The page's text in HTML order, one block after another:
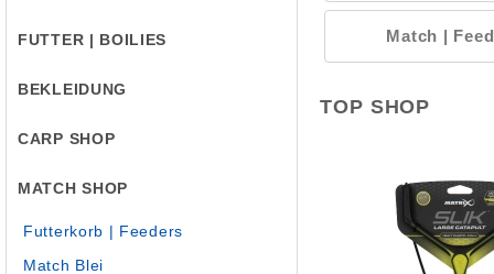
FUTTER | BOILIES
BEKLEIDUNG
CARP SHOP
MATCH SHOP
Futterkorb | Feeders
Match Blei
Match |
TOP SHOP